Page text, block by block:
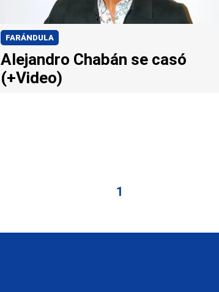
FARÁNDULA
Alejandro Chabán se casó
(+Video)
1